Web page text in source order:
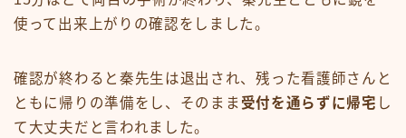
使って出来上がりの確認をしました。
確認が終わると秦先生は退出され、残った看護師さんと
ともに帰りの準備をし、そのまま 受付を通らずに帰宅 し
て大丈夫だと言われました。